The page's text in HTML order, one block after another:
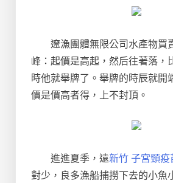
遼漁團體無限公司水產物買
峰：起價是高起，然后往著落，
時他就舉牌了。舉牌的時辰就開
價是價高者得，上不封頂。
進進夏季，遠新竹 子宮頸疫
對少，良多漁船捕撈下去的小魚